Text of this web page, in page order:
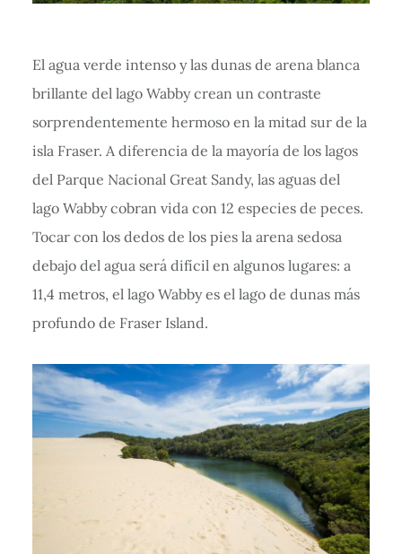
El agua verde intenso y las dunas de arena blanca
brillante del lago Wabby crean un contraste
sorprendentemente hermoso en la mitad sur de la
isla Fraser. A diferencia de la mayoría de los lagos
del Parque Nacional Great Sandy, las aguas del
lago Wabby cobran vida con 12 especies de peces.
Tocar con los dedos de los pies la arena sedosa
debajo del agua será difícil en algunos lugares: a
11,4 metros, el lago Wabby es el lago de dunas más
profundo de Fraser Island.